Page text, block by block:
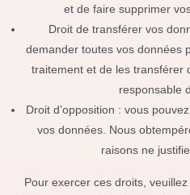
et de faire supprimer
Droit de transférer vos
demander toutes vos données
traitement et de les transférer
responsable
Droit d’opposition : vous
vos données. Nous
raisons ne
Pour exercer ces droits,